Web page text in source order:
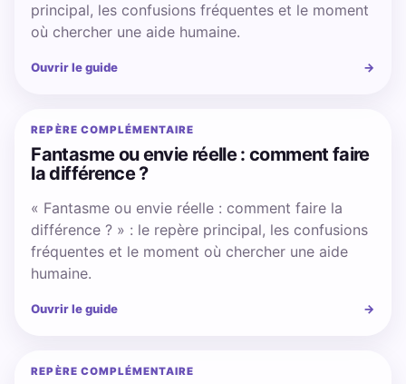
principal, les confusions fréquentes et le moment
où chercher une aide humaine.
Ouvrir le guide →
REPÈRE COMPLÉMENTAIRE
Fantasme ou envie réelle : comment faire
la différence ?
« Fantasme ou envie réelle : comment faire la
différence ? » : le repère principal, les confusions
fréquentes et le moment où chercher une aide
humaine.
Ouvrir le guide →
REPÈRE COMPLÉMENTAIRE